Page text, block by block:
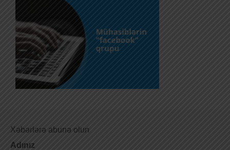
Xəbərlərə abunə olun
Adınız